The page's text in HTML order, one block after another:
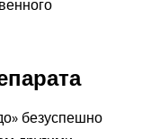
безуспешно